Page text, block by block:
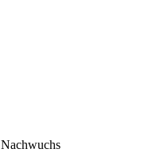
Nachwuchs